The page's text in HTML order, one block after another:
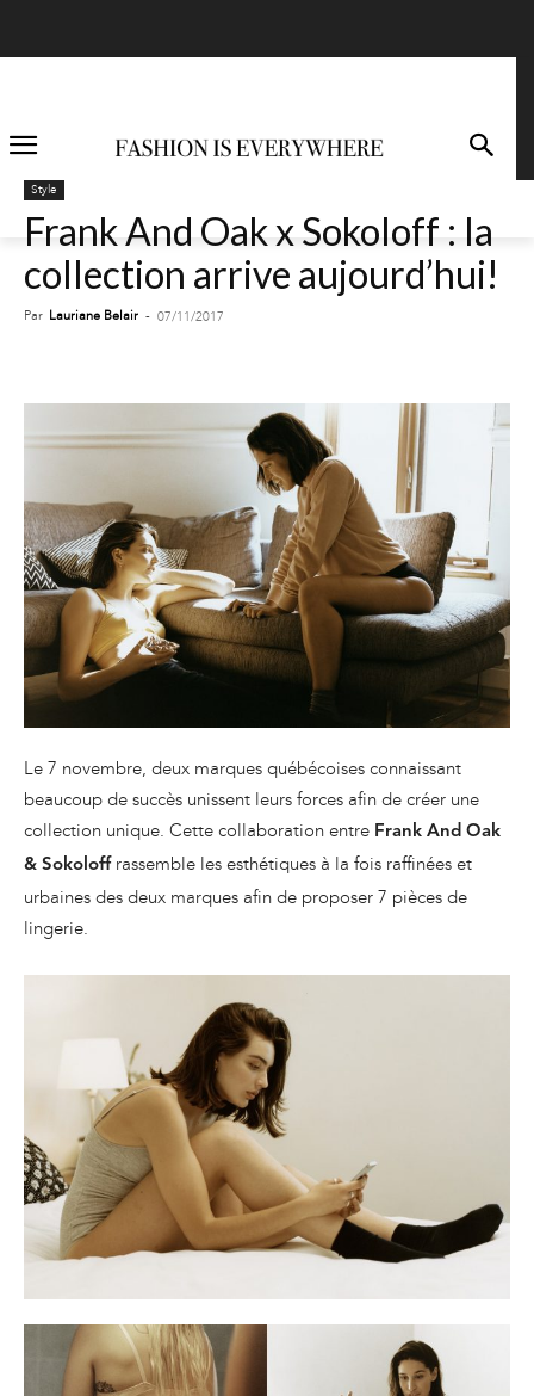
Style
Frank And Oak x Sokoloff : la
collection arrive aujourd’hui!
Par Lauriane Belair - 07/11/2017
Le 7 novembre, deux marques québécoises connaissant
beaucoup de succès unissent leurs forces afin de créer une
collection unique. Cette collaboration entre Frank And Oak
& Sokoloff rassemble les esthétiques à la fois raffinées et
urbaines des deux marques afin de proposer 7 pièces de
lingerie.